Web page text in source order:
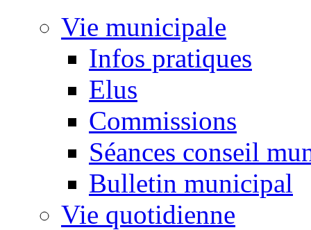
Vie municipale
Infos pratiques
Elus
Commissions
Séances conseil
Bulletin municipal
Vie quotidienne